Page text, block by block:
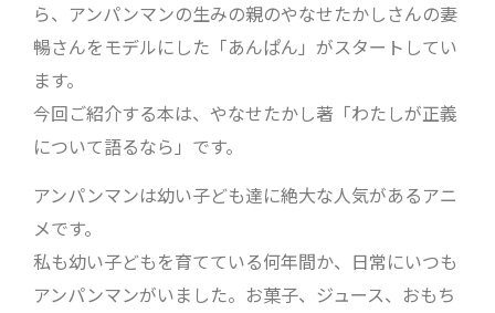
ら、アンパンマンの生みの親のやなせたかしさんの妻
暢さんをモデルにした「あんぱん」がスタートしてい
ます。
今回ご紹介する本は、やなせたかし著「わたしが正義
について語るなら」です。
アンパンマンは幼い子ども達に絶大な人気があるアニ
メです。
私も幼い子どもを育てている何年間か、日常にいつも
アンパンマンがいました。お菓子、ジュース、おもち